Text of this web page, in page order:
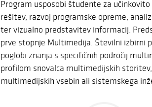
Program usposobi študente za
rešitev, razvoj programske opreme,
ter vizualno predstavitev informacij.
prve stopnje Multimedija. Številni izbirni
poglobi znanja s specifičnih področij
profilom snovalca multimedijskih
multimedijskih vsebin ali sistemskega